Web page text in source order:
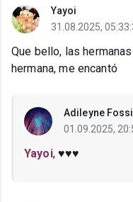
Yayoi
31.08.2025,
Que bello, las
hermana, me encantó
Adileyne Fossi
01.09.2025,
Yayoi, ♥️♥️♥️